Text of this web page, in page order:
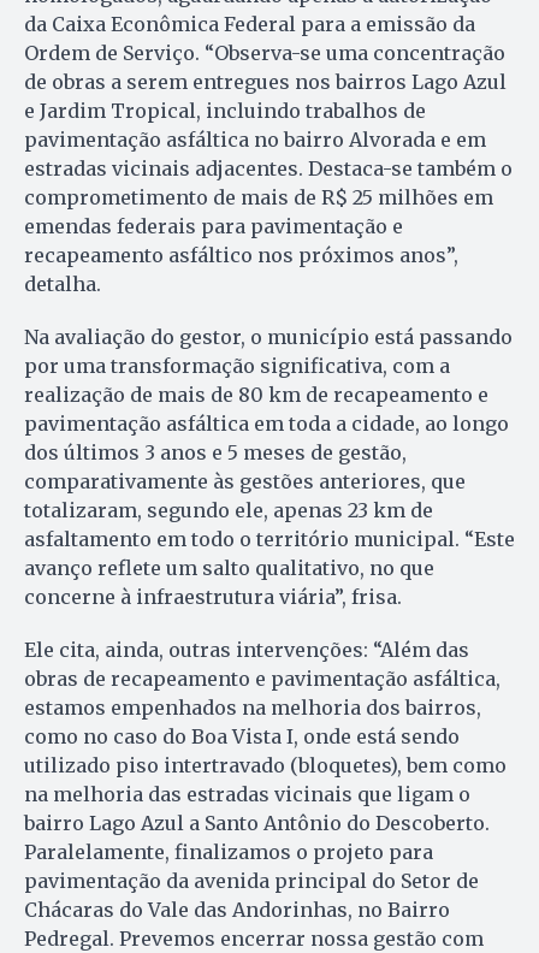
da Caixa Econômica Federal para a emissão da
Ordem de Serviço. “Observa-se uma concentração
de obras a serem entregues nos bairros Lago Azul
e Jardim Tropical, incluindo trabalhos de
pavimentação asfáltica no bairro Alvorada e em
estradas vicinais adjacentes. Destaca-se também o
comprometimento de mais de R$ 25 milhões em
emendas federais para pavimentação e
recapeamento asfáltico nos próximos anos”,
detalha.
Na avaliação do gestor, o município está passando
por uma transformação significativa, com a
realização de mais de 80 km de recapeamento e
pavimentação asfáltica em toda a cidade, ao longo
dos últimos 3 anos e 5 meses de gestão,
comparativamente às gestões anteriores, que
totalizaram, segundo ele, apenas 23 km de
asfaltamento em todo o território municipal. “Este
avanço reflete um salto qualitativo, no que
concerne à infraestrutura viária”, frisa.
Ele cita, ainda, outras intervenções: “Além das
obras de recapeamento e pavimentação asfáltica,
estamos empenhados na melhoria dos bairros,
como no caso do Boa Vista I, onde está sendo
utilizado piso intertravado (bloquetes), bem como
na melhoria das estradas vicinais que ligam o
bairro Lago Azul a Santo Antônio do Descoberto.
Paralelamente, finalizamos o projeto para
pavimentação da avenida principal do Setor de
Chácaras do Vale das Andorinhas, no Bairro
Pedregal. Prevemos encerrar nossa gestão com